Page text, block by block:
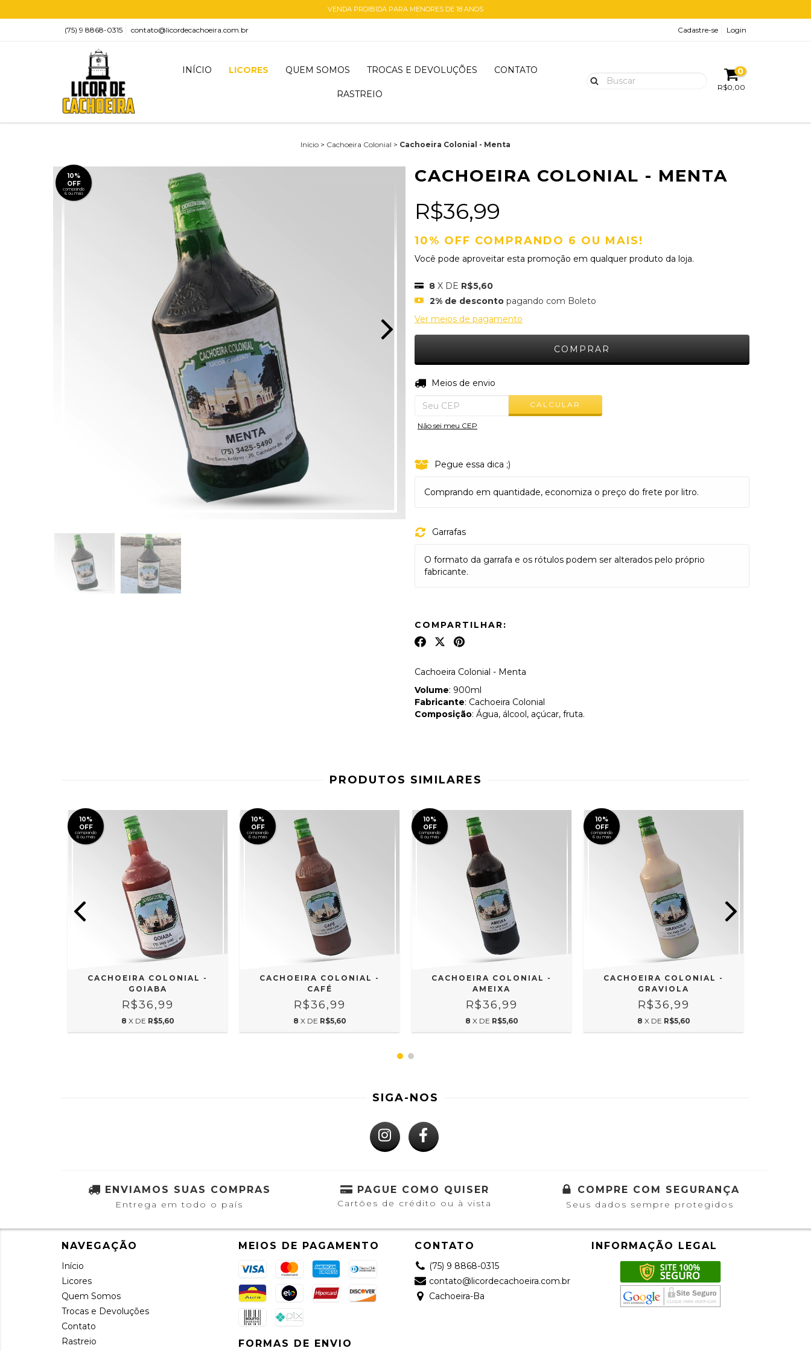
VENDA PROIBIDA PARA MENORES DE 18 ANOS
(75) 9 8868-0315 contato@licordecachoeira.com.br Cadastre-se Login
INÍCIO LICORES QUEM SOMOS TROCAS E DEVOLUÇÕES CONTATO
RASTREIO
0
R$0,00
Início > Cachoeira Colonial > Cachoeira Colonial - Menta
10%
OFF
comprando
6 ou mais
CACHOEIRA COLONIAL - MENTA
R$36,99
10% OFF COMPRANDO 6 OU MAIS!
Você pode aproveitar esta promoção em qualquer produto da loja.
8 X DE R$5,60
2% de desconto pagando com Boleto
Ver meios de pagamento
Entregas para o CEP:
Meios de envio
CALCULAR
Não sei meu CEP
Pegue essa dica ;)
Comprando em quantidade, economiza o preço do frete por litro.
Garrafas
O formato da garrafa e os rótulos podem ser alterados pelo próprio
fabricante.
COMPARTILHAR:
Cachoeira Colonial - Menta
Volume: 900ml
Fabricante: Cachoeira Colonial
Composição: Água, álcool, açúcar, fruta.
PRODUTOS SIMILARES
10%
OFF
comprando
6 ou mais
CACHOEIRA COLONIAL -
GOIABA
R$36,99
8 X DE R$5,60
10%
OFF
comprando
6 ou mais
CACHOEIRA COLONIAL -
CAFÉ
R$36,99
8 X DE R$5,60
10%
OFF
comprando
6 ou mais
CACHOEIRA COLONIAL -
AMEIXA
R$36,99
8 X DE R$5,60
10%
OFF
comprando
6 ou mais
CACHOEIRA COLONIAL -
GRAVIOLA
R$36,99
8 X DE R$5,60
SIGA-NOS
ENVIAMOS SUAS COMPRAS
Entrega em todo o país
PAGUE COMO QUISER
Cartões de crédito ou à vista
COMPRE COM SEGURANÇA
Seus dados sempre protegidos
NAVEGAÇÃO
Início
Licores
Quem Somos
Trocas e Devoluções
Contato
Rastreio
MEIOS DE PAGAMENTO
FORMAS DE ENVIO
CONTATO
(75) 9 8868-0315
contato@licordecachoeira.com.br
Cachoeira-Ba
INFORMAÇÃO LEGAL